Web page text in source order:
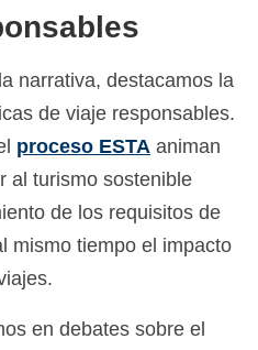
narrativa, destacamos la
de viaje responsables.
proceso ESTA animan
al turismo sostenible
de los requisitos de
mismo tiempo el impacto
en debates sobre el